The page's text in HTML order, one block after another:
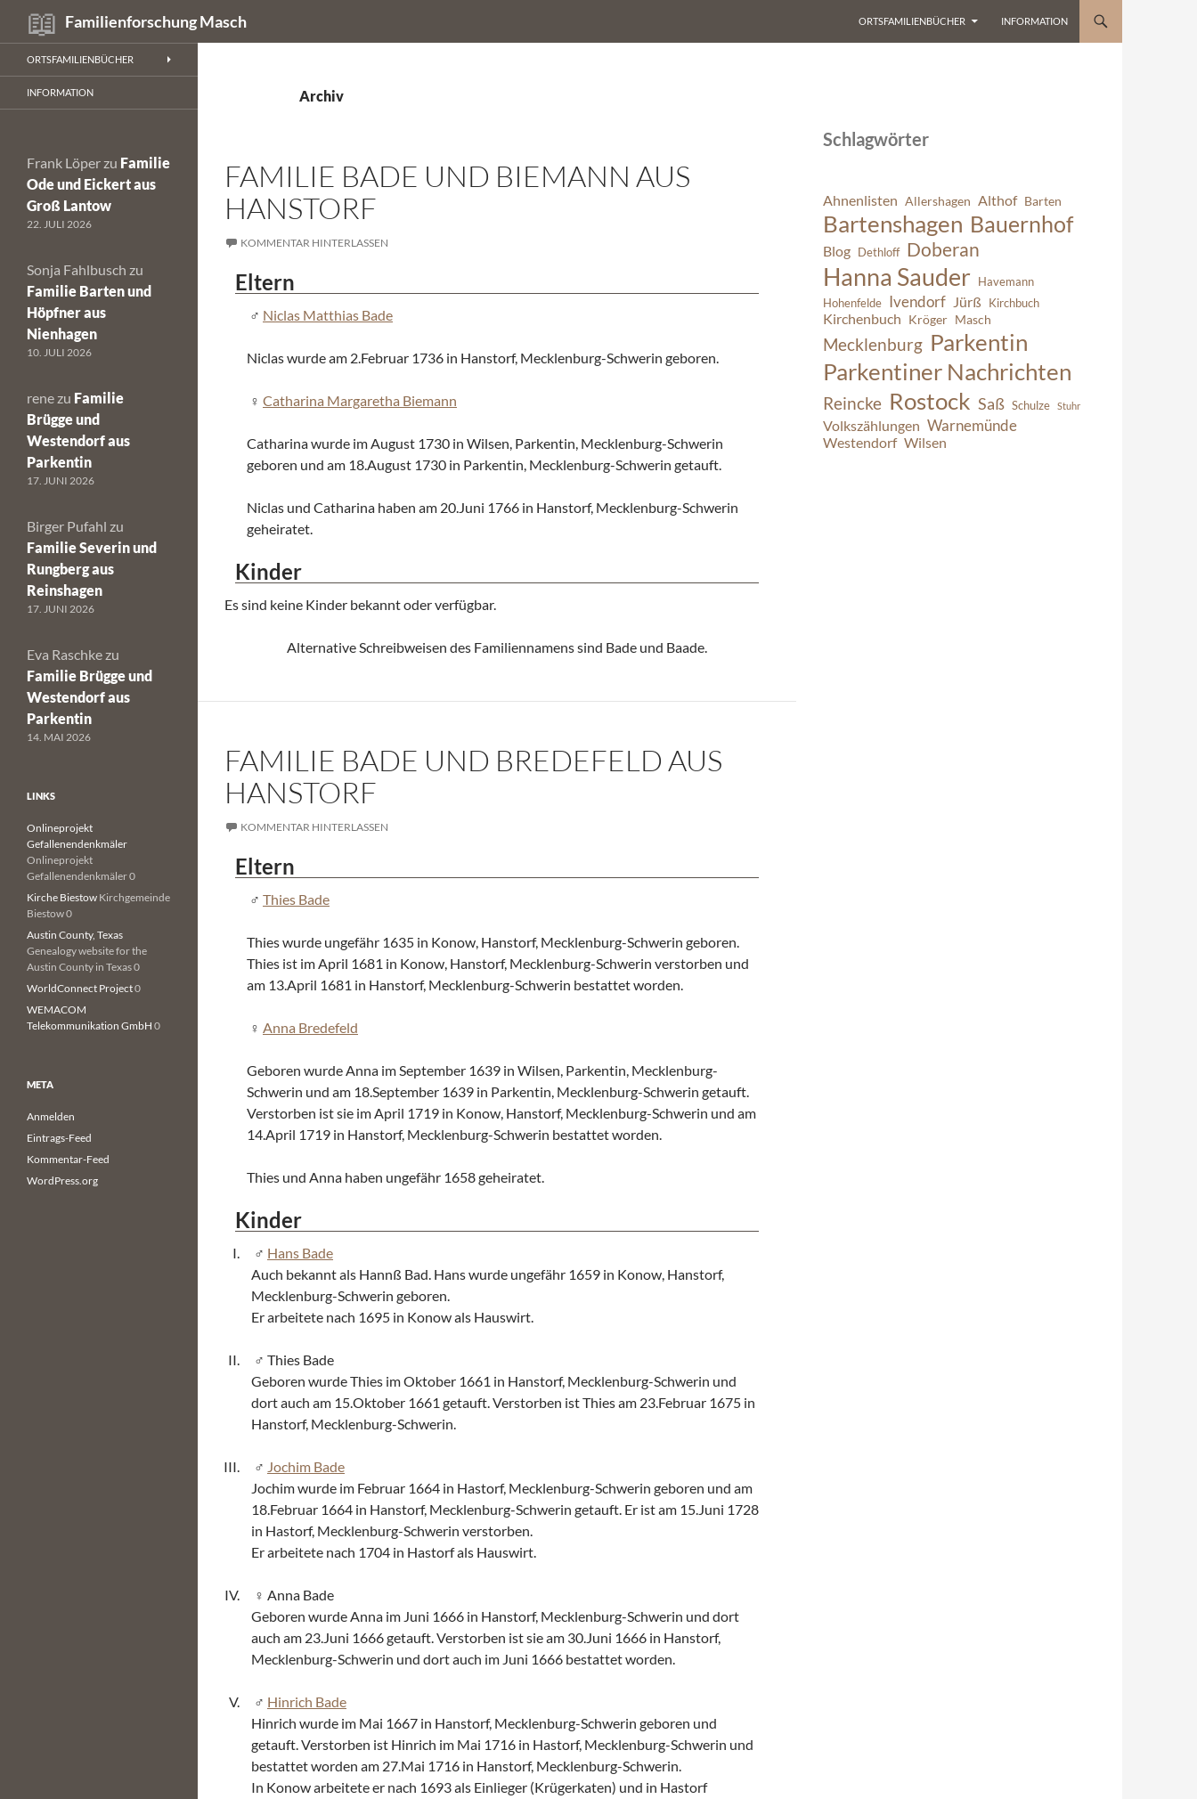
Inhalt
springen
Familienforschung Masch
Suchen
ORTSFAMILIENBÜCHER INFORMATION
Archiv
FAMILIE BADE UND BIEMANN AUS
HANSTORF
KOMMENTAR HINTERLASSEN
Eltern
Niclas Matthias Bade
Niclas wurde am 2.Februar 1736 in Hanstorf, Mecklenburg-Schwerin geboren.
Catharina Margaretha Biemann
Catharina wurde im August 1730 in Wilsen, Parkentin, Mecklenburg-Schwerin
geboren und am 18.August 1730 in Parkentin, Mecklenburg-Schwerin getauft.
Niclas und Catharina haben am 20.Juni 1766 in Hanstorf, Mecklenburg-Schwerin
geheiratet.
Kinder
Es sind keine Kinder bekannt oder verfügbar.
Alternative Schreibweisen des Familiennamens sind Bade und Baade.
FAMILIE BADE UND BREDEFELD AUS
HANSTORF
KOMMENTAR HINTERLASSEN
Eltern
Thies Bade
Thies wurde ungefähr 1635 in Konow, Hanstorf, Mecklenburg-Schwerin geboren.
Thies ist im April 1681 in Konow, Hanstorf, Mecklenburg-Schwerin verstorben und
am 13.April 1681 in Hanstorf, Mecklenburg-Schwerin bestattet worden.
Anna Bredefeld
Geboren wurde Anna im September 1639 in Wilsen, Parkentin, Mecklenburg-
Schwerin und am 18.September 1639 in Parkentin, Mecklenburg-Schwerin getauft.
Verstorben ist sie im April 1719 in Konow, Hanstorf, Mecklenburg-Schwerin und am
14.April 1719 in Hanstorf, Mecklenburg-Schwerin bestattet worden.
Thies und Anna haben ungefähr 1658 geheiratet.
Kinder
Hans Bade
Auch bekannt als Hannß Bad. Hans wurde ungefähr 1659 in Konow, Hanstorf,
Mecklenburg-Schwerin geboren.
Er arbeitete nach 1695 in Konow als Hauswirt.
Thies Bade
Geboren wurde Thies im Oktober 1661 in Hanstorf, Mecklenburg-Schwerin und
dort auch am 15.Oktober 1661 getauft. Verstorben ist Thies am 23.Februar 1675 in
Hanstorf, Mecklenburg-Schwerin.
Jochim Bade
Jochim wurde im Februar 1664 in Hastorf, Mecklenburg-Schwerin geboren und am
18.Februar 1664 in Hanstorf, Mecklenburg-Schwerin getauft. Er ist am 15.Juni 1728
in Hastorf, Mecklenburg-Schwerin verstorben.
Er arbeitete nach 1704 in Hastorf als Hauswirt.
Anna Bade
Geboren wurde Anna im Juni 1666 in Hanstorf, Mecklenburg-Schwerin und dort
auch am 23.Juni 1666 getauft. Verstorben ist sie am 30.Juni 1666 in Hanstorf,
Mecklenburg-Schwerin und dort auch im Juni 1666 bestattet worden.
Hinrich Bade
Hinrich wurde im Mai 1667 in Hanstorf, Mecklenburg-Schwerin geboren und
getauft. Verstorben ist Hinrich im Mai 1716 in Hastorf, Mecklenburg-Schwerin und
bestattet worden am 27.Mai 1716 in Hanstorf, Mecklenburg-Schwerin.
In Konow arbeitete er nach 1693 als Einlieger (Krügerkaten) und in Hastorf
Schlagwörter
Ahnenlisten Allershagen Althof Barten
Bartenshagen Bauernhof
Blog Dethloff Doberan
Hanna Sauder
Havemann
Hohenfelde Ivendorf Jürß Kirchbuch
Kirchenbuch Kröger Masch
Mecklenburg Parkentin
Parkentiner Nachrichten
Reincke Rostock Saß Schulze Stuhr
Volkszählungen Warnemünde
Westendorf Wilsen
ORTSFAMILIENBÜCHER
INFORMATION
Frank Löper zu Familie
Ode und Eickert aus
Groß Lantow
22. JULI 2026
Sonja Fahlbusch zu
Familie Barten und
Höpfner aus
Nienhagen
10. JULI 2026
rene zu Familie
Brügge und
Westendorf aus
Parkentin
17. JUNI 2026
Birger Pufahl zu
Familie Severin und
Rungberg aus
Reinshagen
17. JUNI 2026
Eva Raschke zu
Familie Brügge und
Westendorf aus
Parkentin
14. MAI 2026
LINKS
Onlineprojekt
Gefallenendenkmäler
Onlineprojekt
Gefallenendenkmäler 0
Kirche Biestow Kirchgemeinde
Biestow 0
Austin County, Texas
Genealogy website for the
Austin County in Texas 0
WorldConnect Project0
WEMACOM
Telekommunikation GmbH 0
META
Anmelden
Eintrags-Feed
Kommentar-Feed
WordPress.org